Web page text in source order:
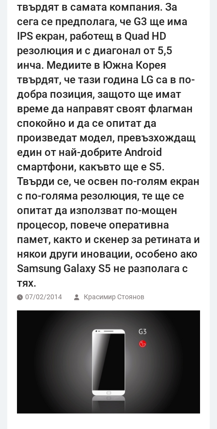
твърдят в самата компания. За
сега се предполага, че G3 ще има
IPS екран, работещ в Quad HD
резолюция и с диагонал от 5,5
инча. Медиите в Южна Корея
твърдят, че тази година LG са в по-
добра позиция, защото ще имат
време да направят своят флагман
спокойно и да се опитат да
произведат модел, превъзхождащ
един от най-добрите Android
смартфони, какъвто ще е S5.
Твърди се, че освен по-голям екран
с по-голяма резолюция, те ще се
опитат да използват по-мощен
процесор, повече оперативна
памет, както и скенер за ретината и
някои други иновации, особено ако
Samsung Galaxy S5 не разполага с
тях.
07/02/2014 Красимир Стоянов